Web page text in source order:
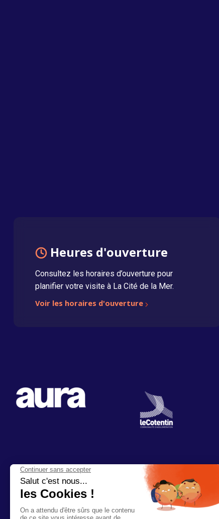
Heures d'ouverture
Consultez les horaires d’ouverture pour
planifier votre visite à La Cité de la Mer.
Voir les horaires d'ouverture
Infos & renseignements Aides